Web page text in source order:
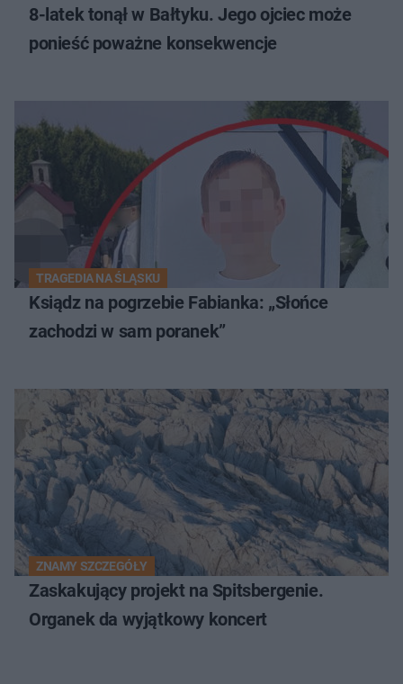
8-latek tonął w Bałtyku. Jego ojciec może
ponieść poważne konsekwencje
TRAGEDIA NA ŚLĄSKU
Ksiądz na pogrzebie Fabianka: „Słońce
zachodzi w sam poranek”
ZNAMY SZCZEGÓŁY
Zaskakujący projekt na Spitsbergenie.
Organek da wyjątkowy koncert